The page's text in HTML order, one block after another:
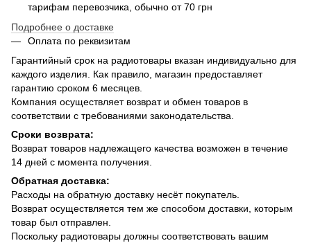
тарифам перевозчика, обычно от 70 грн
Подробнее о доставке
Оплата по реквизитам
Гарантийный срок на радиотовары вказан индивидуально для
каждого изделия. Как правило, магазин предоставляет
гарантию сроком 6 месяцев.
Компания осуществляет возврат и обмен товаров в
соответствии с требованиями законодательства.
Сроки возврата:
Возврат товаров надлежащего качества возможен в течение
14 дней с момента получения.
Обратная доставка:
Расходы на обратную доставку несёт покупатель.
Возврат осуществляется тем же способом доставки, которым
товар был отправлен.
Поскольку радиотовары должны соответствовать вашим